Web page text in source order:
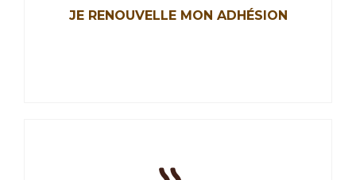
pour mission de représenter la profession,
promouvoir nos métiers de chocolatiers,
JE RENOUVELLE MON ADHÉSION